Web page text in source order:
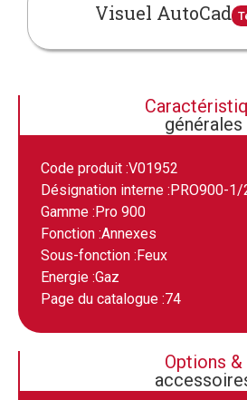
Visuel AutoCad
générales
Code produit :V01952
Désignation interne : PRO900-1/
Gamme : Pro 900
Fonction :Annexes
Sous-fonction : Feux
Energie :Gaz
Page du catalogue :74
Options &